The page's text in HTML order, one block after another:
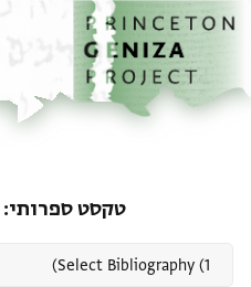
לתוכןהבית
טקסט ספרותי